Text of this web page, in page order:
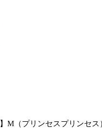
M（プリンセスプリンセス